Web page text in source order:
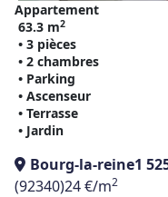
Appartement
63.3 m2
• 3 pièces
• 2 chambres
• Parking
• Ascenseur
• Terrasse
• Jardin
Bourg-la-reine1
(92340)24 €/m2